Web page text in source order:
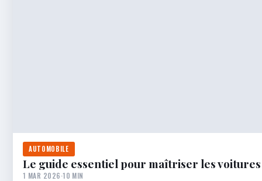
AUTOMOBILE
Le guide essentiel pour maîtriser les
1 MAR 2026·10 MIN